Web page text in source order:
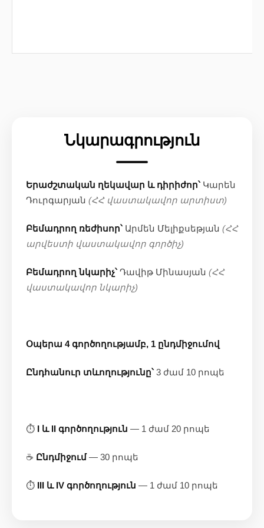
Նկարագրություն
Երաժշտական ղեկավար և դիրիժոր՝Կարեն
Դուրգարյան (ՀՀ վաստակավոր արտիստ)
Բեմադրող ռեժիսոր՝Արմեն Մելիքսեթյան (ՀՀ
արվեստի վաստակավոր գործիչ)
Բեմադրող նկարիչ՝Դավիթ Մինասյան (ՀՀ
վաստակավոր նկարիչ)
Օպերա 4 գործողությամբ, 1 ընդմիջումով
Ընդհանուր տևողությունը՝3 ժամ 10 րոպե
⏱ I և II գործողություն — 1 ժամ 20 րոպե
☕ Ընդմիջում— 30 րոպե
⏱ III և IV գործողություն — 1 ժամ 10 րոպե